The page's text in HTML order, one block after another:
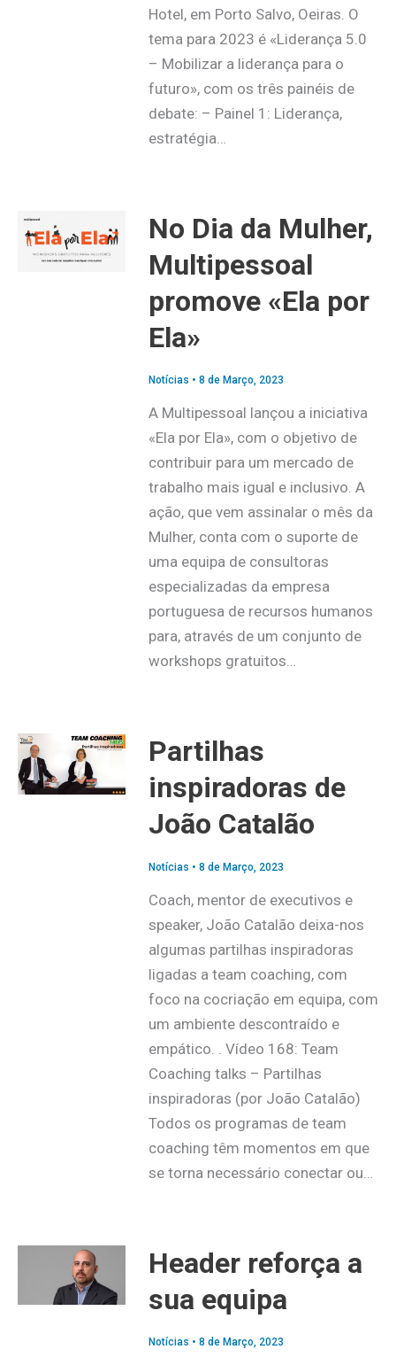
Hotel, em Porto Salvo, Oeiras. O
tema para 2023 é «Liderança 5.0
– Mobilizar a liderança para o
futuro», com os três painéis de
debate: – Painel 1: Liderança,
estratégia…
No Dia da Mulher,
Multipessoal
promove «Ela por
Ela»
Notícias • 8 de Março, 2023
A Multipessoal lançou a iniciativa
«Ela por Ela», com o objetivo de
contribuir para um mercado de
trabalho mais igual e inclusivo. A
ação, que vem assinalar o mês da
Mulher, conta com o suporte de
uma equipa de consultoras
especializadas da empresa
portuguesa de recursos humanos
para, através de um conjunto de
workshops gratuitos…
Partilhas
inspiradoras de
João Catalão
Notícias • 8 de Março, 2023
Coach, mentor de executivos e
speaker, João Catalão deixa-nos
algumas partilhas inspiradoras
ligadas a team coaching, com
foco na cocriação em equipa, com
um ambiente descontraído e
empático. . Vídeo 168: Team
Coaching talks – Partilhas
inspiradoras (por João Catalão)
Todos os programas de team
coaching têm momentos em que
se torna necessário conectar ou…
Header reforça a
sua equipa
Notícias • 8 de Março, 2023